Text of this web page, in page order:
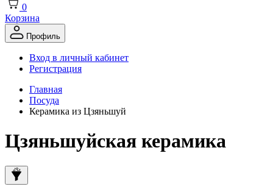
0
Корзина
Профиль
Вход в личный кабинет
Регистрация
Главная
Посуда
Керамика из Цзяньшуй
Цзяньшуйская керамика